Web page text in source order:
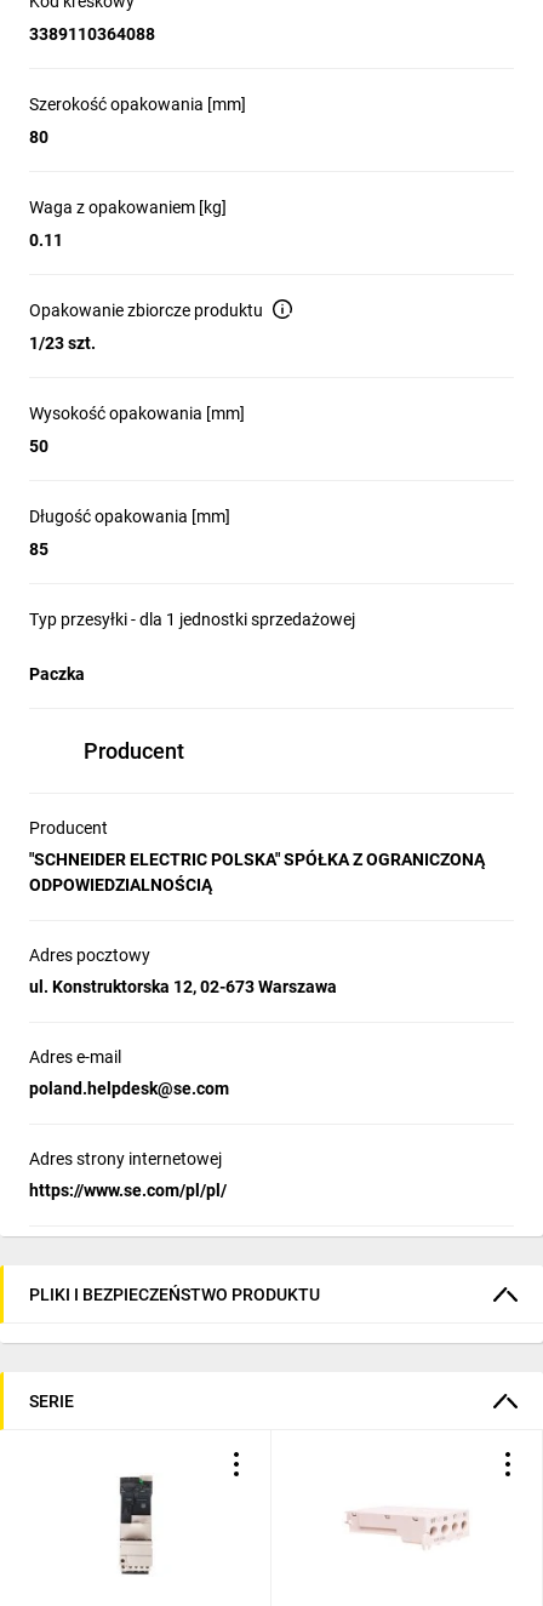
3389110364088
Szerokość opakowania [mm]
80
Waga z opakowaniem [kg]
0.11
Opakowanie zbiorcze produktu
1/23 szt.
Wysokość opakowania [mm]
50
Długość opakowania [mm]
85
Typ przesyłki - dla 1 jednostki sprzedażowej
Paczka
Producent
Producent
"SCHNEIDER ELECTRIC POLSKA" SPÓŁKA Z OGRANICZONĄ
ODPOWIEDZIALNOŚCIĄ
Adres pocztowy
ul. Konstruktorska 12, 02-673 Warszawa
Adres e-mail
poland.helpdesk@se.com
Adres strony internetowej
https://www.se.com/pl/pl/
PLIKI I BEZPIECZEŃSTWO PRODUKTU
SERIE